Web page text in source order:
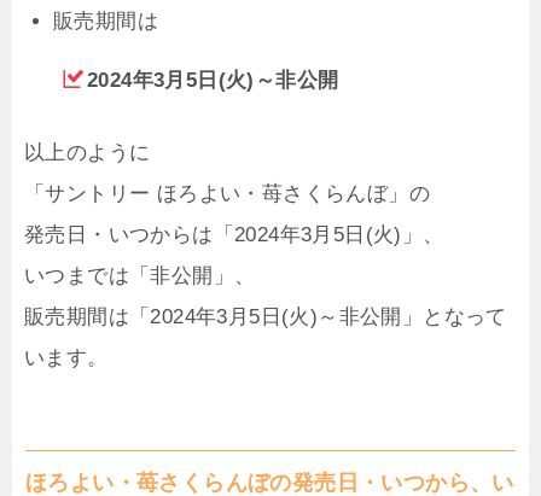
販売期間は
2024年3月5日(火)～非公開
以上のように
「サントリー ほろよい・苺さくらんぼ」の
発売日・いつからは「2024年3月5日(火)」、
いつまでは「非公開」、
販売期間は「2024年3月5日(火)～非公開」となって
います。
ほろよい・苺さくらんぼの発売日・いつから、い